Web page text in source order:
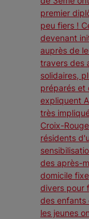
premier
peu fiers !
devenant
auprès de
travers des
solidaires,
préparés et
expliquent
très
Croix-
résidents
des après-
domicile
divers pour
des enfants
les jeunes